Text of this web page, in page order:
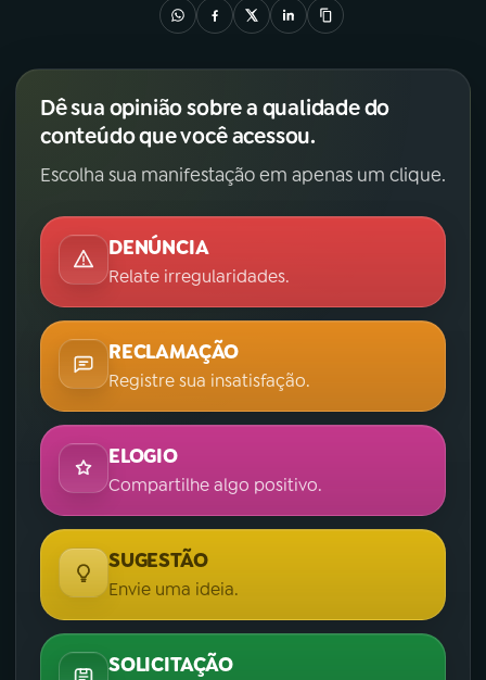
Dê sua opinião sobre a qualidade do
conteúdo que você acessou.
Escolha sua manifestação em apenas um clique.
DENÚNCIA
Relate irregularidades.
RECLAMAÇÃO
Registre sua insatisfação.
ELOGIO
Compartilhe algo positivo.
SUGESTÃO
Envie uma ideia.
SOLICITAÇÃO